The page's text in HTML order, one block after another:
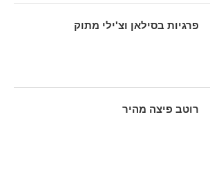
פרגיות בסילאן וצ'ילי מתוק
רוטב פיצה מהיר